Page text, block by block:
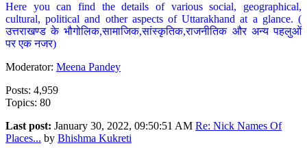
Here you can find the details of various social, geographical,
cultural, political and other aspects of Uttarakhand at a glance. (
उत्तराखण्ड के भौगोलिक,सामाजिक,सांस्कृतिक,राजनीतिक और अन्य पहलुओं
पर एक नजर)
Moderator: Meena Pandey
Posts: 4,959
Topics: 80
Last post: January 30, 2022, 09:50:51 AM Re: Nick Names Of
Places... by Bhishma Kukreti